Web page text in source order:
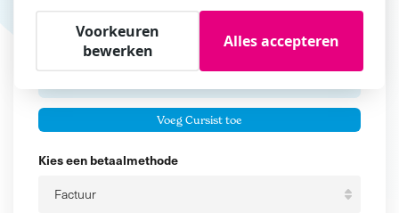
Cursisten
Voeg cursisten toe
Voornaam
Tussenvoegsel
Voeg Cursist toe
Kies een betaalmethode
Voorkeuren
bewerken
Alles accepteren